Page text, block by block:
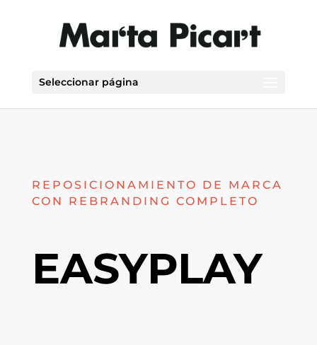
Seleccionar página
REPOSICIONAMIENTO DE MARCA
CON REBRANDING COMPLETO
EASYPLAY